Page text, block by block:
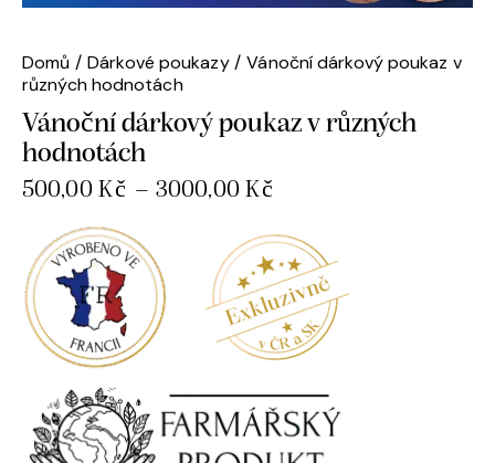
Domů Dárkové poukazy
Vánoční dárkový poukaz v
různých hodnotách
Vánoční dárkový poukaz v různých
hodnotách
500,00 Kč – 3000,00 Kč